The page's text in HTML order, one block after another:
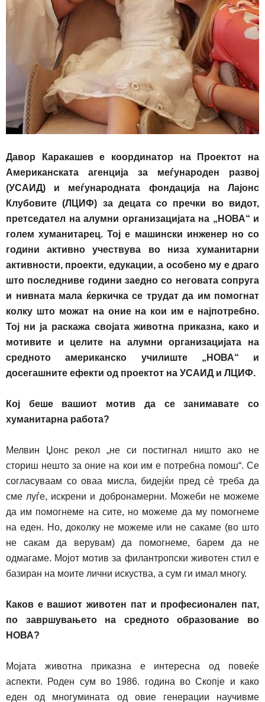
Давор Каракашев е координатор на Проектот на
Американската агенција за меѓународен развој
(УСАИД) и меѓународната фондација на Лајонс
Клубовите (ЛЦИФ) за децата со пречки во видот,
претседател на алумни организацијата на „НОВА“ и
голем хуманитарец. Тој е машински инженер но со
години активно учествува во низа хуманитарни
активности, проекти, едукации, а особено му е драго
што последниве години заедно со неговата сопруга
и нивната мала ќеркичка се трудат да им помогнат
колку што можат на оние на кои им е најпотребно.
Тој ни ја раскажа својата животна приказна, како и
мотивите и целите на алумни организацијата на
средното американско училиште „НОВА“ и
досегашните ефекти од проектот на УСАИД и ЛЦИФ.
Кој беше вашиот мотив да сезанимавате со
хуманитарна работа?
Мелвин Џонс рекол „не си постигнал ништо ако не
сториш нешто за оние на кои им е потребна помош“. Се
согласуваам со оваа мисла, бидејќи пред сè треба да
сме луѓе, искрени и добронамерни. Можеби не можеме
да им помогнеме на сите, но можеме да му помогнеме
на еден. Но, доколку не можеме или не сакаме (во што
не сакам да верувам) да помогнеме, барем да не
одмагаме. Мојот мотив за филантропски животен стил е
базиран на моите лични искуства, а сум ги имал многу.
Каков е вашиот животен пат и професионален пат,
по завршувањето на средното образование во
НОВА?
Мојата животна приказна е интересна од повеќе
аспекти. Роден сум во 1986. година во Скопје и како
еден од многумината од овие генерации научивме